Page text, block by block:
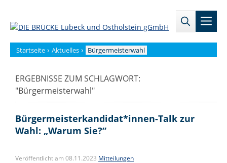
springen
→
Zur
Zum
Startseite › Aktuelles › Bürgermeisterwahl
ERGEBNISSE ZUM SCHLAGWORT:
"Bürgermeisterwahl"
Bürgermeisterkandidat*innen-Talk zur
Wahl: „Warum Sie?“
Veröffentlicht am 08.11.2023 Mitteilungen